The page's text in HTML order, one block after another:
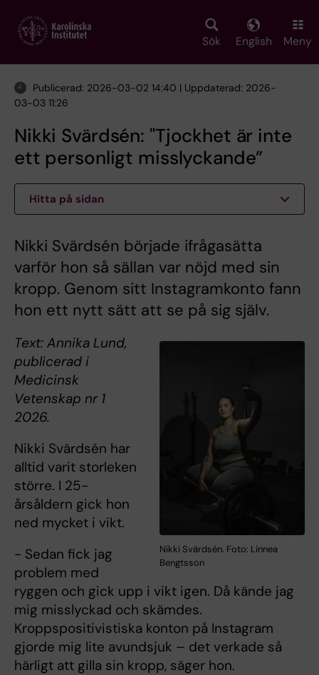
main
Sök English Meny
Publicerad: 2026-03-02 14:40 | Uppdaterad: 2026-
03-03 11:26
Nikki Svärdsén: "Tjockhet är inte
ett personligt misslyckande”
Hitta på sidan
Nikki Svärdsén började ifrågasätta
varför hon så sällan var nöjd med sin
kropp. Genom sitt Instagramkonto fann
hon ett nytt sätt att se på sig själv.
Nikki Svärdsén. Foto: Linnea
Bengtsson
Text: Annika Lund,
publicerad i
Medicinsk
Vetenskap nr 1
2026.
Nikki Svärdsén har
alltid varit storleken
större. I 25-
årsåldern gick hon
ned mycket i vikt.
- Sedan fick jag
problem med
ryggen och gick upp i vikt igen. Då kände jag
mig misslyckad och skämdes.
Kroppspositivistiska konton på Instagram
gjorde mig lite avundsjuk – det verkade så
härligt att gilla sin kropp, säger hon.